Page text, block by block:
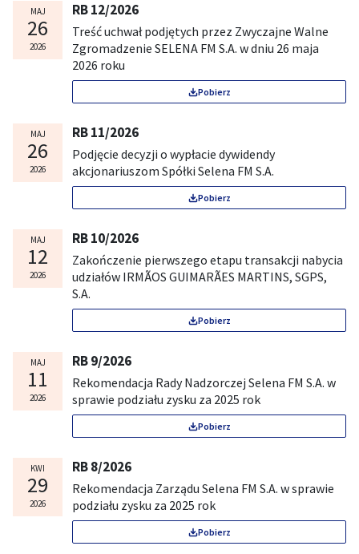
MAJ
26
2026
RB 12/2026
Treść uchwał podjętych przez Zwyczajne Walne
Zgromadzenie SELENA FM S.A. w dniu 26 maja
2026 roku
Pobierz
MAJ
26
2026
RB 11/2026
Podjęcie decyzji o wypłacie dywidendy
akcjonariuszom Spółki Selena FM S.A.
Pobierz
MAJ
12
2026
RB 10/2026
Zakończenie pierwszego etapu transakcji nabycia
udziałów IRMÃOS GUIMARÃES MARTINS, SGPS,
S.A.
Pobierz
MAJ
11
2026
RB 9/2026
Rekomendacja Rady Nadzorczej Selena FM S.A. w
sprawie podziału zysku za 2025 rok
Pobierz
KWI
29
2026
RB 8/2026
Rekomendacja Zarządu Selena FM S.A. w sprawie
podziału zysku za 2025 rok
Pobierz